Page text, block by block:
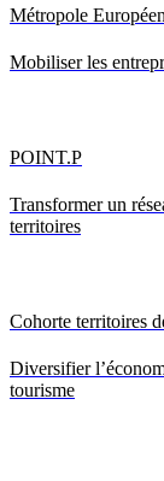
Métropole
Mobiliser les
POINT.P
Transformer un
territoires
Cohorte territoires
Diversifier
tourisme